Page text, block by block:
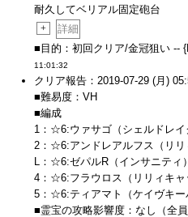
耐久してベリアル固定砲台
+
詳細
■目的：初回クリア/金冠狙い --
11:01:32
クリア報告：2019-07-29 (月)
■難易度：VH
■編成
1：☆6:ウァサゴ（シェルドレイ
2：☆6:アンドレアルフス（リリ
L：☆6:ゼパルR（インサニティ）
4：☆6:フラウロス（リリィキャ
5：☆6:ティアマト（ケイヴキー
■霊宝の攻略影響度：なし（全員